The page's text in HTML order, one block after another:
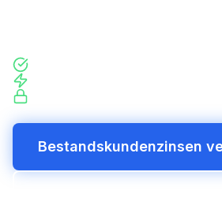
Bestandskundenzinsen